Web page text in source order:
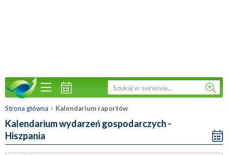
Strona główna » Kalendarium raportów
Kalendarium wydarzeń gospodarczych -
Hiszpania